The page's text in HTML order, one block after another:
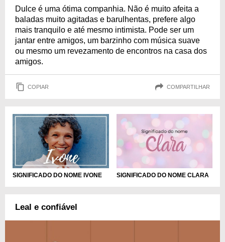
Dulce é uma ótima companhia. Não é muito afeita a
baladas muito agitadas e barulhentas, prefere algo
mais tranquilo e até mesmo intimista. Pode ser um
jantar entre amigos, um barzinho com música suave
ou mesmo um revezamento de encontros na casa dos
amigos.
COPIAR COMPARTILHAR
SIGNIFICADO DO NOME IVONE SIGNIFICADO DO NOME CLARA
Leal e confiável